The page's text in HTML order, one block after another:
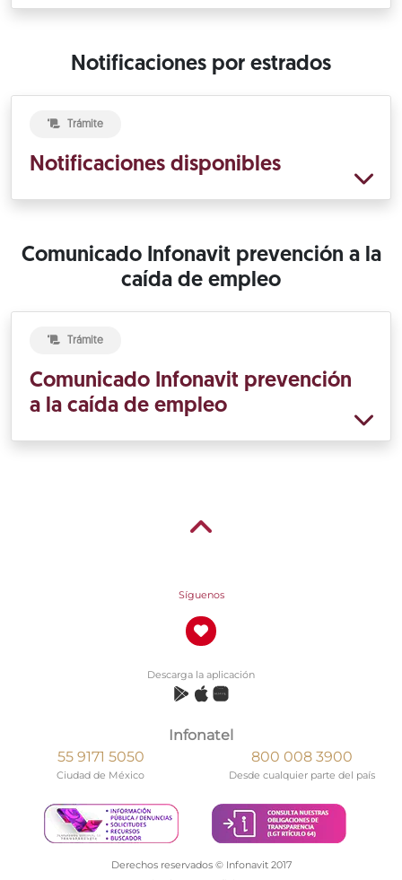
Notificaciones por estrados
Trámite
Notificaciones disponibles
Comunicado Infonavit prevención a la
caída de empleo
Trámite
Comunicado Infonavit prevención
a la caída de empleo
Síguenos
Descarga la aplicación
Infonatel
55 9171 5050
Ciudad de México
800 008 3900
Desde cualquier parte del país
Derechos reservados © Infonavit 2017